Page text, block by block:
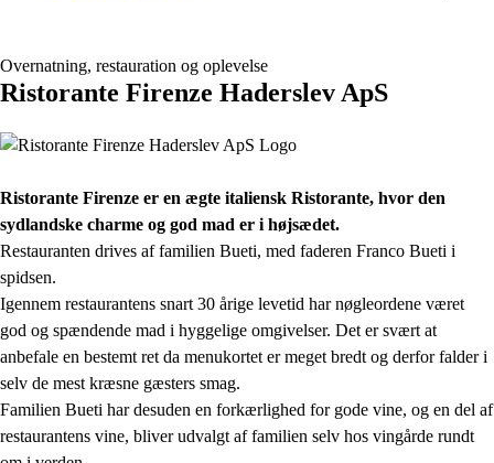
Overnatning, restauration og oplevelse
Ristorante Firenze Haderslev ApS
Ristorante Firenze er en ægte italiensk Ristorante, hvor den
sydlandske charme og god mad er i højsædet.
Restauranten drives af familien Bueti, med faderen Franco Bueti i
spidsen.
Igennem restaurantens snart 30 årige levetid har nøgleordene været
god og spændende mad i hyggelige omgivelser. Det er svært at
anbefale en bestemt ret da menukortet er meget bredt og derfor falder i
selv de mest kræsne gæsters smag.
Familien Bueti har desuden en forkærlighed for gode vine, og en del af
restaurantens vine, bliver udvalgt af familien selv hos vingårde rundt